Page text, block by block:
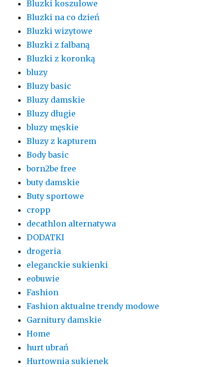
Bluzki koszulowe
Bluzki na co dzień
Bluzki wizytowe
Bluzki z falbaną
Bluzki z koronką
bluzy
Bluzy basic
Bluzy damskie
Bluzy długie
bluzy męskie
Bluzy z kapturem
Body basic
born2be free
buty damskie
Buty sportowe
cropp
decathlon alternatywa
DODATKI
drogeria
eleganckie sukienki
eobuwie
Fashion
Fashion aktualne trendy modowe
Garnitury damskie
Home
hurt ubrań
Hurtownia sukienek